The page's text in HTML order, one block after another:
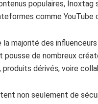
populaires,
comme YouTube
majorité des
pousse de nombreux
produits dérivés, voire
non seulement de